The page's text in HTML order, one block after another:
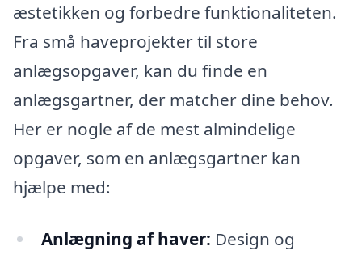
æstetikken og forbedre funktionaliteten.
Fra små haveprojekter til store
anlægsopgaver, kan du finde en
anlægsgartner, der matcher dine behov.
Her er nogle af de mest almindelige
opgaver, som en anlægsgartner kan
hjælpe med:
Anlægning af haver: Design og